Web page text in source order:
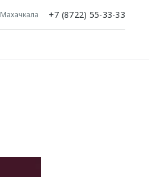
Махачкала +7 (8722) 55-33-33